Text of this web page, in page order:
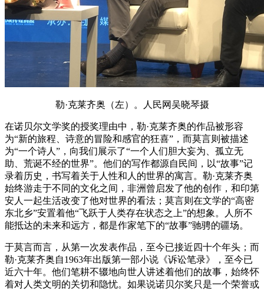
勒·克莱齐奥（左）。人民网吴晓琴摄
在诺贝尔文学奖的授奖理由中，勒·克莱齐奥的作品被形容
为“新的旅程、诗意的冒险和感官的狂喜”，而莫言则被描述
为“一个诗人”，向我们展示了“一个人们胆大妄为、孤立无
助、荒诞不经的世界”。他们的写作都源自民间，以“故事”记
录着历史，书写着关于人性和人的世界的寓言。勒·克莱齐奥
始终游走于不同的文化之间，非洲曾启发了他的创作，和印第
安人一起生活改变了他对世界的看法；莫言则在文学的“高密
东北乡”安置着他“飞跃于人类存在状态之上”的想象。人所不
能抵达的未来和远方，都是作家笔下的“故事”驰骋的疆场。
于莫言而言，从第一次发表作品，至今已接近四十个年头；而
勒·克莱齐奥自1963年出版第一部小说《诉讼笔录》，至今已
近六十年。他们笔耕不辍地向世人讲述着他们的故事，始终怀
着对人类文明的关切和隐忧。如果说诺贝尔奖只是一个荣誉或